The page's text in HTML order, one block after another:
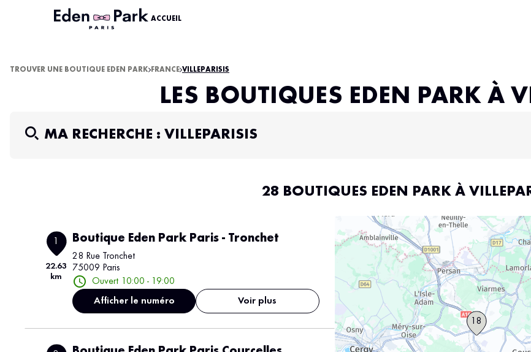
ACCUEIL
TROUVER UNE BOUTIQUE EDEN PARK FRANCE VILLEPARISIS
LES BOUTIQUES EDEN PARK À
MA RECHERCHE : VILLEPARISIS
28 BOUTIQUES EDEN PARK À
22.63
km
Boutique Eden Park Paris - Tronchet
28 Rue Tronchet
75009 Paris
Ouvert 10:00 - 19:00
Afficher le numéro
Voir plus
18